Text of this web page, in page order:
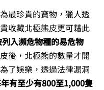
最珍貴的寶物，獵人透
收藏北極熊皮更可藉此
入瀕危物種的易危物
後，北極熊的數量才開
了娛樂，透過法律漏洞
有至少有800至1,000隻